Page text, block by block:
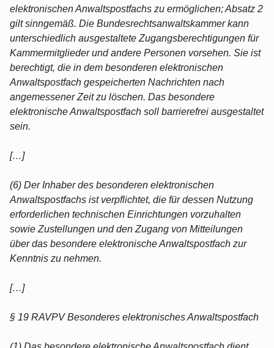
elektronischen Anwaltspostfachs zu ermöglichen; Absatz 2
gilt sinngemäß. Die Bundesrechtsanwaltskammer kann
unterschiedlich ausgestaltete Zugangsberechtigungen für
Kammermitglieder und andere Personen vorsehen. Sie ist
berechtigt, die in dem besonderen elektronischen
Anwaltspostfach gespeicherten Nachrichten nach
angemessener Zeit zu löschen. Das besondere
elektronische Anwaltspostfach soll barrierefrei ausgestaltet
sein.
[…]
(6) Der Inhaber des besonderen elektronischen
Anwaltspostfachs ist verpflichtet, die für dessen Nutzung
erforderlichen technischen Einrichtungen vorzuhalten
sowie Zustellungen und den Zugang von Mitteilungen
über das besondere elektronische Anwaltspostfach zur
Kenntnis zu nehmen.
[…]
§ 19 RAVPV Besonderes elektronisches Anwaltspostfach